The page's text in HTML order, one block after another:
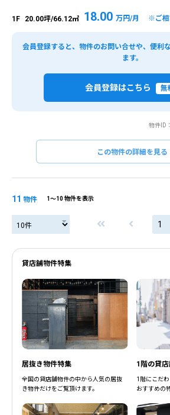
1F 20.00坪/66.12㎡ 18.00 万円/月 ※ご相
会員登録すると、物件のお問い合せや、便利
ます。
会員登録はこちら 無
物件ID
この物件の詳細を見る
11 物件 1〜10 物件を表示
貸店舗物件特集
居抜き物件特集
全国の貸店舗物件の中から人気の居抜
き物件だけをご覧頂けます。
1階の貸
1階にこだ
おすすめの
閉じる